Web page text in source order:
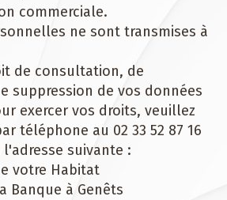
commerciale.
ne sont transmises à
de consultation, de
suppression de vos données
exercer vos droits, veuillez
téléphone au 02 33 52 87 16
suivante :
votre Habitat
Banque à Genêts